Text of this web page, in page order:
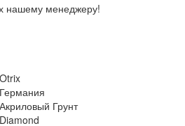
нашему менеджеру!
Otrix
Германия
Акриловый Грунт
Diamond